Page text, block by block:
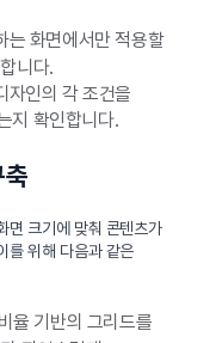
는 화면에서만 적용할
니다.
자인의 각 조건을
지 확인합니다.
면 크기에 맞춰 콘텐츠가
를 위해 다음과 같은
율 기반의 그리드를